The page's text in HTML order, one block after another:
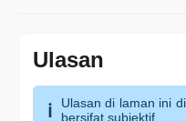
Ulasan
Ulasan di laman ini
bersifat subjektif.